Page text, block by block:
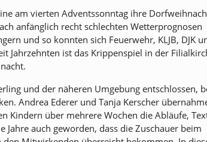
am vierten Adventssonntag ihre
anfänglich recht schlechten Wetterprognosen
und so konnten sich Feuerwehr, KLJB, DJK
Jahrzehnten ist das Krippenspiel in der
und der näheren Umgebung entschlossen,
Andrea Ederer und Tanja Kerscher
Kindern über mehrere Wochen die Abläufe,
auch geworden, dass die Zuschauer beim